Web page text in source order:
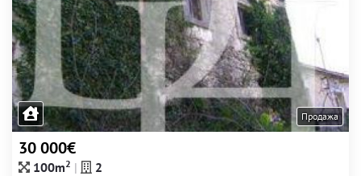
Продажа
30 000€
100m2 2